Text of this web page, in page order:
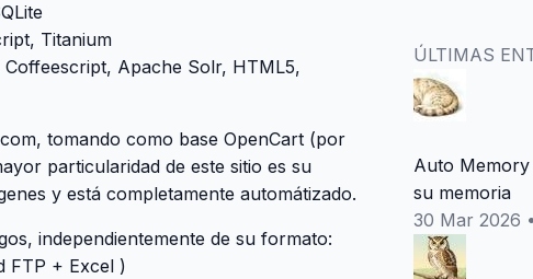
ÚLTIMAS
Auto
su memoria
30 Mar 2026
Titanium
Apache Solr, HTML5,
, tomando como base OpenCart (por
particularidad de este sitio es su
y está completamente automátizado.
independientemente de su formato:
FTP + Excel )